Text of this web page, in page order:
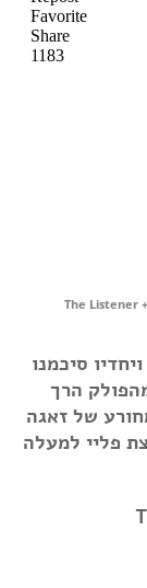
The Listener
סיכמנו
הרך
של זאגה
פליי למעלה